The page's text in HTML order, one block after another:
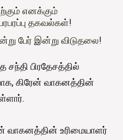
எனக்கும்
தகவல்கள்!
பேர் இன்று விடுதலை!
பிரதேசத்தில்
கிரேன் வாகனத்தின்
வாகனத்தின் உரிமையாளர்